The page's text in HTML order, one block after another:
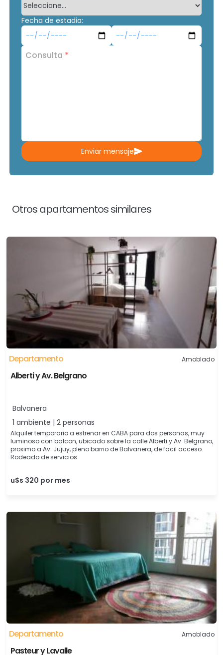
Fecha de estadia:
Consulta *
Enviar mensaje
Otros apartamentos similares
Departamento Amoblado
Alberti y Av. Belgrano
Balvanera
1 ambiente | 2 personas
Alquiler temporario a estrenar en CABA para dos personas, muy
luminoso con balcon, ubicado sobre la calle Alberti y Av. Belgrano,
proximo a Av. Jujuy, pleno barrio de Balvanera, de facil acceso.
Rodeado de servicios.
u$s 320 por mes
Departamento Amoblado
Pasteur y Lavalle